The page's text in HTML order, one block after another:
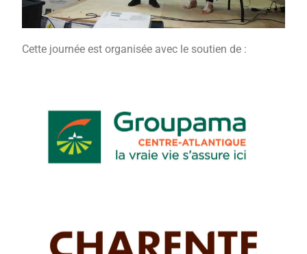
Cette journée est organisée avec le soutien de :